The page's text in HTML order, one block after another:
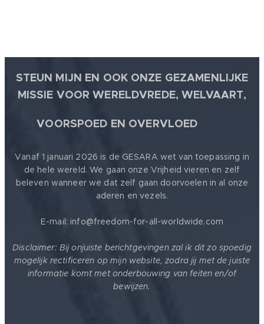
STEUN MIJN EN OOK ONZE GEZAMENLIJKE
MISSIE VOOR WERELDVREDE, WELVAART,
VOORSPOED EN OVERVLOED
Vanaf 1 januari 2026 is de GESARA wet van toepassing in
de hele wereld. We gaan onze Vrijheid vieren en zelf
beleven wanneer we dat zelf gaan doorvoelen in al onze
aderen en vezels.
E-mail: info@freedom-for-all-worldwide.com
Disclaimer: Bij onjuiste berichtgevingen zal ik dit zo spoedig
mogelijk rectificeren op mijn website, zodra jij met de juiste
informatie komt met onderbouwing van feiten en/of
bewijzen.